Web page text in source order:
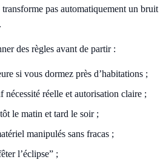
pas automatiquement un bruit
des règles avant de partir :
si vous dormez près d’habitations ;
nécessité réelle et autorisation claire ;
le matin et tard le soir ;
manipulés sans fracas ;
l’éclipse” ;